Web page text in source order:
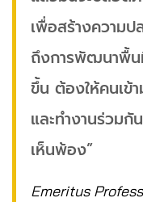
เพื่อสร้างความ
ถึงการพัฒนาพื้น
ขึ้น ต้องให้คนเข้
และทำงานร่วมกั
เห็นพ้อง”
Emeritus